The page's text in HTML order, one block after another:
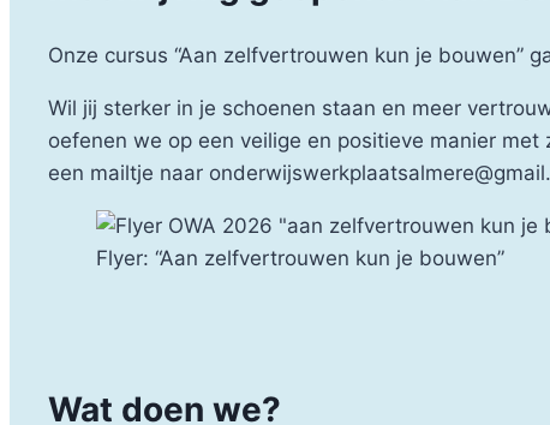
Onze cursus “Aan zelfvertrouwen kun je bouwen”
Wil jij sterker in je schoenen staan en meer
oefenen we op een veilige en positieve manier
een mailtje naar
Flyer: “Aan zelfvertrouwen kun je bouwen”
Wat doen we?